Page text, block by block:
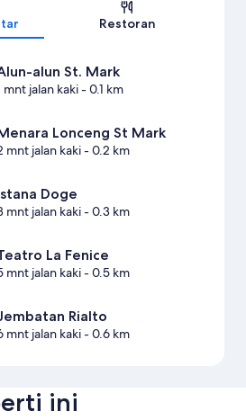
Restoran
alun St. Mark
mnt jalan kaki- 0.1 km
Lonceng St Mark
mnt jalan kaki- 0.2 km
Doge
mnt jalan kaki- 0.3 km
La Fenice
mnt jalan kaki- 0.5 km
Rialto
mnt jalan kaki- 0.6 km
ini